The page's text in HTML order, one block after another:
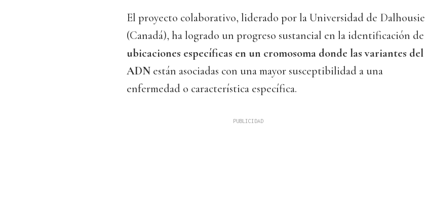
El proyecto colaborativo, liderado por la Universidad de Dalhousie
(Canadá), ha logrado un progreso sustancial en la identificación de
ubicaciones específicas en un cromosoma donde las variantes del
ADN están asociadas con una mayor susceptibilidad a una
enfermedad o característica específica.